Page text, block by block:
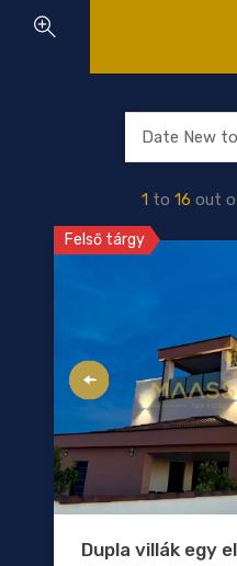
1 to 16 out
Date New
Felső tárgy
Dupla villák egy